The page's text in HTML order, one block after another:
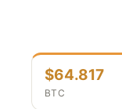
contenido
$64.817
BTC